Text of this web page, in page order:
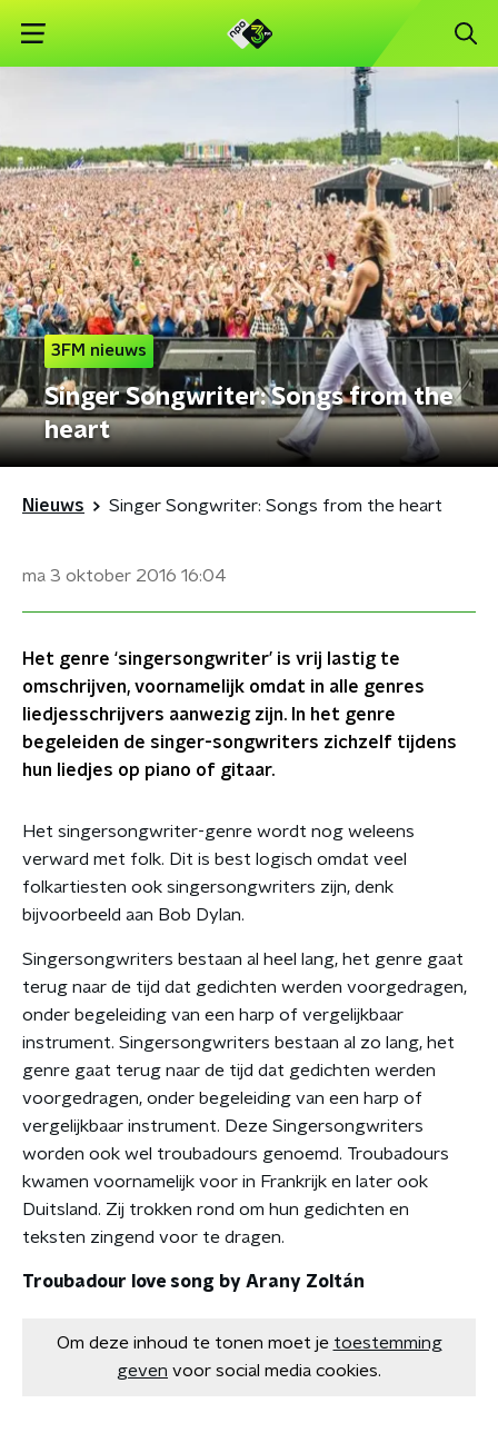
3FM nieuws
Singer Songwriter: Songs from the
heart
Nieuws Singer Songwriter: Songs from the heart
ma 3 oktober 2016 16:04
Het genre ‘singersongwriter’ is vrij lastig te
omschrijven, voornamelijk omdat in alle genres
liedjesschrijvers aanwezig zijn. In het genre
begeleiden de singer-songwriters zichzelf tijdens
hun liedjes op piano of gitaar.
Het singersongwriter-genre wordt nog weleens
verward met folk. Dit is best logisch omdat veel
folkartiesten ook singersongwriters zijn, denk
bijvoorbeeld aan Bob Dylan.
Singersongwriters bestaan al heel lang, het genre gaat
terug naar de tijd dat gedichten werden voorgedragen,
onder begeleiding van een harp of vergelijkbaar
instrument. Singersongwriters bestaan al zo lang, het
genre gaat terug naar de tijd dat gedichten werden
voorgedragen, onder begeleiding van een harp of
vergelijkbaar instrument. Deze Singersongwriters
worden ook wel troubadours genoemd. Troubadours
kwamen voornamelijk voor in Frankrijk en later ook
Duitsland. Zij trokken rond om hun gedichten en
teksten zingend voor te dragen.
Troubadour love song by Arany Zoltán
Om deze inhoud te tonen moet je toestemming
geven voor social media cookies.